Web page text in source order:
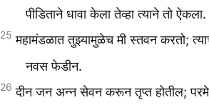
पीडिताने धावा केला तेव्हा त्याने तो ऐकला.
25 महामंडळात तुझ्यामुळेच मी स्तवन करतो;
नवस फेडीन.
26 दीन जन अन्न सेवन करून तृप्त होतील;